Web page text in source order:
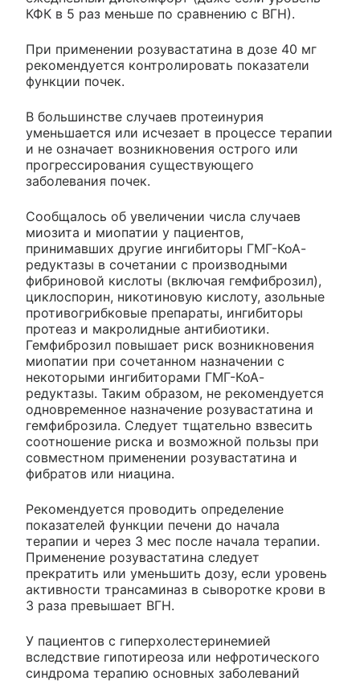
КФК в 5 раз меньше по сравнению с ВГН).
При применении розувастатина в дозе 40 мг
рекомендуется контролировать показатели
функции почек.
В большинстве случаев протеинурия
уменьшается или исчезает в процессе терапии
и не означает возникновения острого или
прогрессирования существующего
заболевания почек.
Сообщалось об увеличении числа случаев
миозита и миопатии у пациентов,
принимавших другие ингибиторы ГМГ-КоА-
редуктазы в сочетании с производными
фибриновой кислоты (включая гемфиброзил),
циклоспорин, никотиновую кислоту, азольные
противогрибковые препараты, ингибиторы
протеаз и макролидные антибиотики.
Гемфиброзил повышает риск возникновения
миопатии при сочетанном назначении с
некоторыми ингибиторами ГМГ-КоА-
редуктазы. Таким образом, не рекомендуется
одновременное назначение розувастатина и
гемфиброзила. Следует тщательно взвесить
соотношение риска и возможной пользы при
совместном применении розувастатина и
фибратов или ниацина.
Рекомендуется проводить определение
показателей функции печени до начала
терапии и через 3 мес после начала терапии.
Применение розувастатина следует
прекратить или уменьшить дозу, если уровень
активности трансаминаз в сыворотке крови в
3 раза превышает ВГН.
У пациентов с гиперхолестеринемией
вследствие гипотиреоза или нефротического
синдрома терапию основных заболеваний